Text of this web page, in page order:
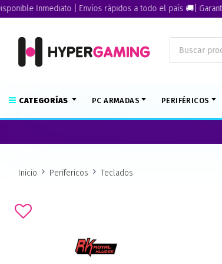
Inmediato | Envíos rápidos a todo el país 🚚| Garantías
CATEGORÍAS PC ARMADAS PERIFÉRICOS
Inicio Perifericos Teclados